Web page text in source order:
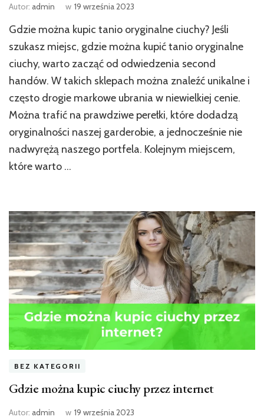
Autor: admin w 19 września 2023
Gdzie można kupic tanio oryginalne ciuchy? Jeśli
szukasz miejsc, gdzie można kupić tanio oryginalne
ciuchy, warto zacząć od odwiedzenia second
handów. W takich sklepach można znaleźć unikalne i
często drogie markowe ubrania w niewielkiej cenie.
Można trafić na prawdziwe perełki, które dodadzą
oryginalności naszej garderobie, a jednocześnie nie
nadwyrężą naszego portfela. Kolejnym miejscem,
które warto …
BEZ KATEGORII
Gdzie można kupic ciuchy przez internet
Autor: admin w 19 września 2023